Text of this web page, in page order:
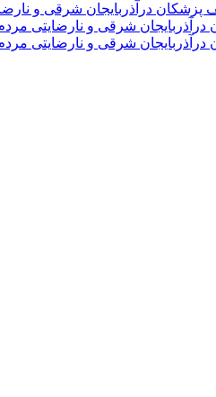
پزشکان درآذربایجان شرقی و
درآذربایجان شرقی و نارضایتی
درآذربایجان شرقی و نارضایتی